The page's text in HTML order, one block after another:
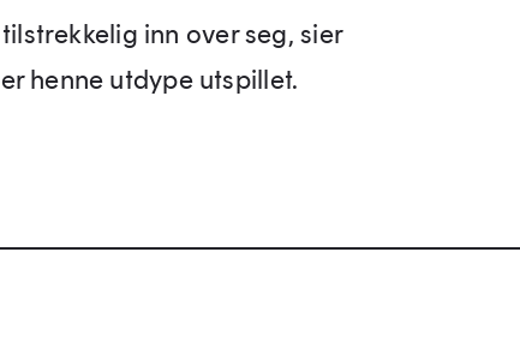
inn over seg, sier
henne utdype utspillet.